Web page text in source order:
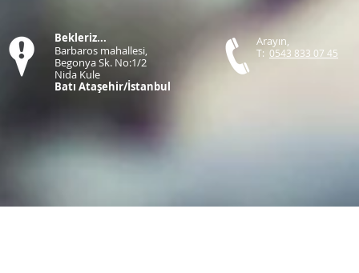
Bekleriz...
Barbaros mahallesi,
Begonya Sk. No:1/2
Nida Kule
Batı Ataşehir/İstanbul
Arayın,
T: 0543 833 07 45